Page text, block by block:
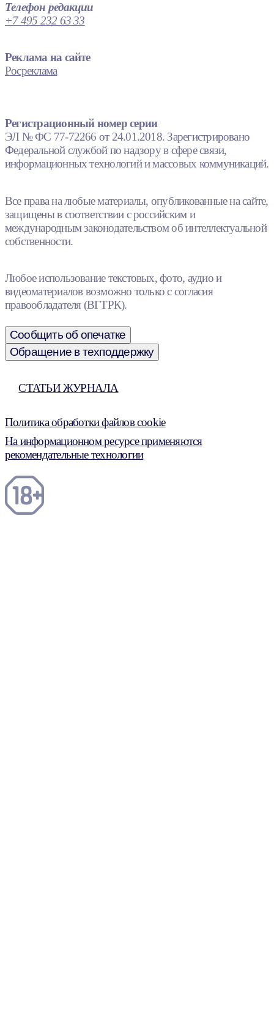
Телефон редакции
+7 495 232 63 33
Реклама на сайте
Росреклама
Регистрационный номер серии
ЭЛ № ФС 77-72266 от 24.01.2018. Зарегистрировано
Федеральной службой по надзору в сфере связи,
информационных технологий и массовых коммуникаций.
Все права на любые материалы, опубликованные на сайте,
защищены в соответствии с российским и
международным законодательством об интеллектуальной
собственности.
Любое использование текстовых, фото, аудио и
видеоматериалов возможно только с согласия
правообладателя (ВГТРК).
Сообщить об опечатке
Обращение в техподдержку
СТАТЬИ ЖУРНАЛА
Политика обработки файлов cookie
На информационном ресурсе применяются
рекомендательные технологии